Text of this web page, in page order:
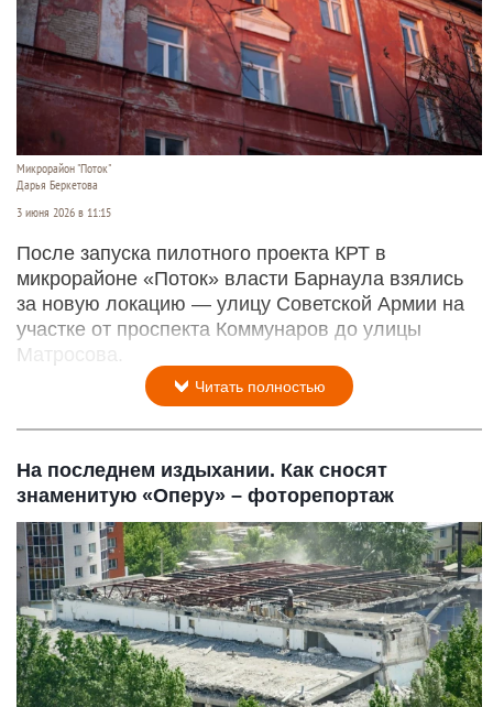
Микрорайон "Поток"
Дарья Беркетова
3 июня 2026 в 11:15
После запуска пилотного проекта КРТ в
микрорайоне «Поток» власти Барнаула взялись
за новую локацию — улицу Советской Армии на
участке от проспекта Коммунаров до улицы
Матросова.
Читать полностью
На последнем издыхании. Как сносят
знаменитую «Оперу» – фоторепортаж